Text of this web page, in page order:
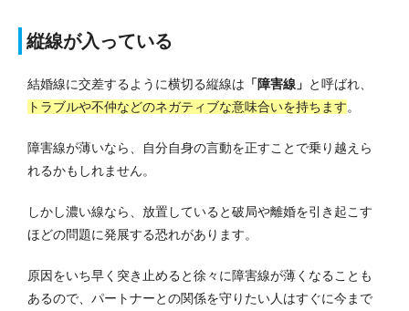
縦線が入っている
結婚線に交差するように横切る縦線は 「障害線」 と呼ばれ、
トラブルや不仲などのネガティブな意味合いを持ちます。
障害線が薄いなら、自分自身の言動を正すことで乗り越えら
れるかもしれません。
しかし濃い線なら、放置していると破局や離婚を引き起こす
ほどの問題に発展する恐れがあります。
原因をいち早く突き止めると徐々に障害線が薄くなることも
あるので、パートナーとの関係を守りたい人はすぐに今まで